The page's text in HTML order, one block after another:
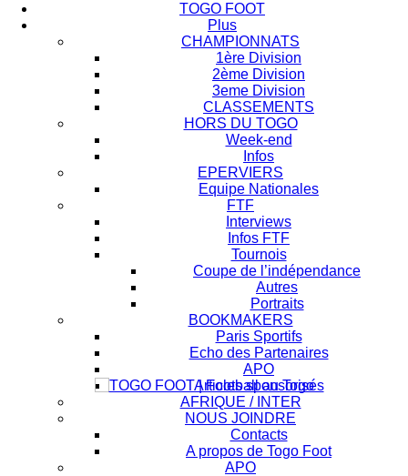
TOGO FOOT
Plus
CHAMPIONNATS
1ère Division
2ème Division
3eme Division
CLASSEMENTS
HORS DU TOGO
Week-end
Infos
EPERVIERS
Equipe Nationales
FTF
Interviews
Infos FTF
Tournois
Coupe de l’indépendance
Autres
Portraits
BOOKMAKERS
Paris Sportifs
Echo des Partenaires
APO
Articles sponsorisés
AFRIQUE / INTER
NOUS JOINDRE
Contacts
A propos de Togo Foot
APO